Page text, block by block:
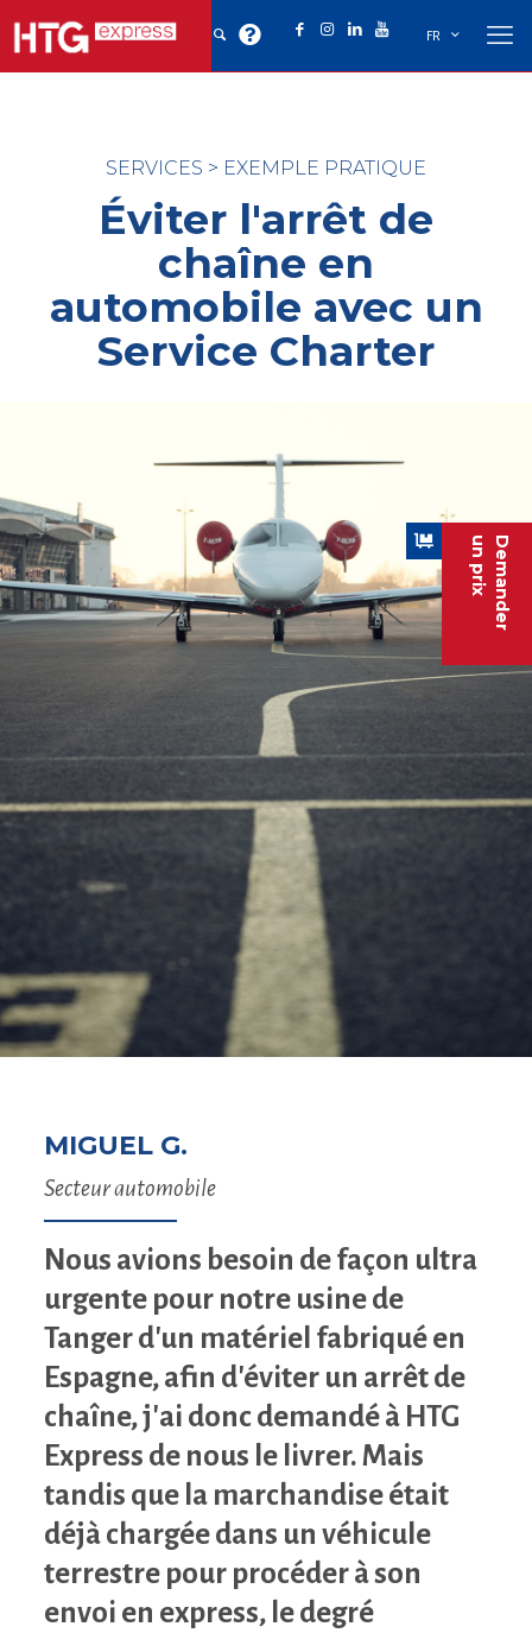
Demander
un prix
FR
SERVICES > EXEMPLE PRATIQUE
Éviter l'arrêt de
chaîne en
automobile avec un
Service Charter
MIGUEL G.
Secteur automobile
Nous avions besoin de façon ultra
urgente pour notre usine de
Tanger d'un matériel fabriqué en
Espagne, afin d'éviter un arrêt de
chaîne, j'ai donc demandé à HTG
Express de nous le livrer. Mais
tandis que la marchandise était
déjà chargée dans un véhicule
terrestre pour procéder à son
envoi en express, le degré